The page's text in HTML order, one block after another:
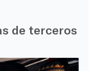
de terceros